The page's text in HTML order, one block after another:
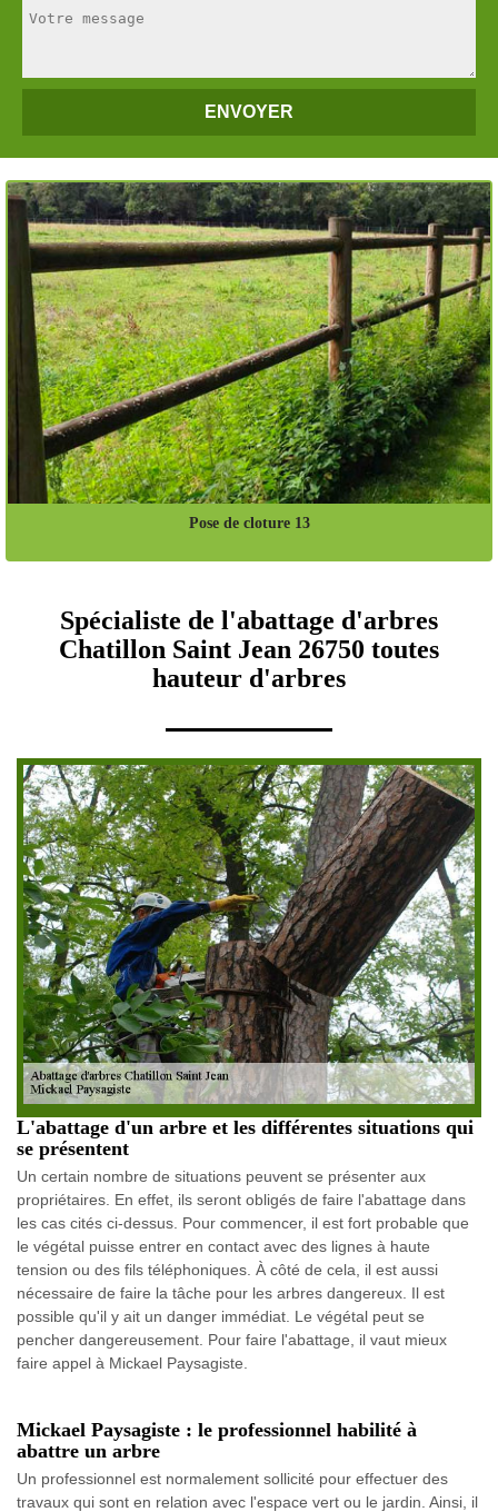
Pose de cloture 13
Spécialiste de l'abattage d'arbres
Chatillon Saint Jean 26750 toutes
hauteur d'arbres
L'abattage d'un arbre et les différentes situations qui
se présentent
Un certain nombre de situations peuvent se présenter aux
propriétaires. En effet, ils seront obligés de faire l'abattage dans
les cas cités ci-dessus. Pour commencer, il est fort probable que
le végétal puisse entrer en contact avec des lignes à haute
tension ou des fils téléphoniques. À côté de cela, il est aussi
nécessaire de faire la tâche pour les arbres dangereux. Il est
possible qu'il y ait un danger immédiat. Le végétal peut se
pencher dangereusement. Pour faire l'abattage, il vaut mieux
faire appel à Mickael Paysagiste.
Mickael Paysagiste : le professionnel habilité à
abattre un arbre
Un professionnel est normalement sollicité pour effectuer des
travaux qui sont en relation avec l'espace vert ou le jardin. Ainsi, il